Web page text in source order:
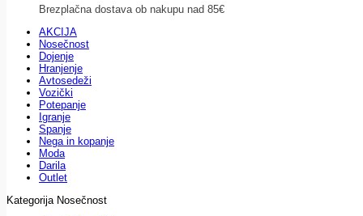
Brezplačna dostava ob nakupu nad 85€
AKCIJA
Nosečnost
Dojenje
Hranjenje
Avtosedeži
Vozički
Potepanje
Igranje
Spanje
Nega in kopanje
Moda
Darila
Outlet
Kategorija Nosečnost